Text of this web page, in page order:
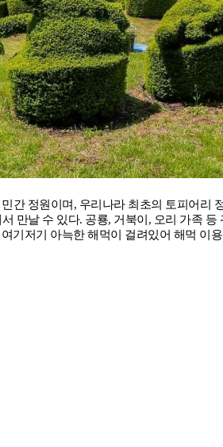
간 정원이며, 우리나라 최초의 토피어
만날 수 있다. 공룡, 거북이, 오리 가족
기저기 아늑한 해먹이 걸려있어 해먹 이